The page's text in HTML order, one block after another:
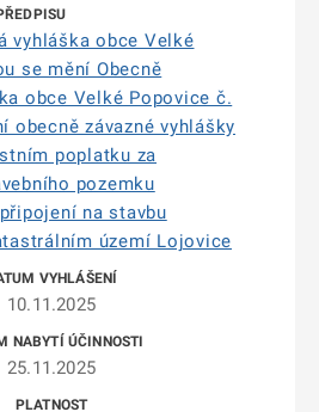
vyhláška obce Velké
se mění Obecně
obce Velké Popovice č.
obecně závazné vyhlášky
poplatku za
pozemku
na stavbu
území Lojovice
10.11.2025
25.11.2025